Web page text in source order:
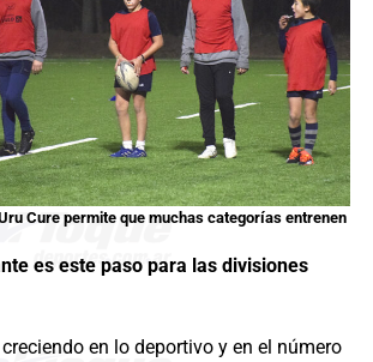
Cure permite que muchas categorías entrenen
es este paso para las divisiones
en lo deportivo y en el número